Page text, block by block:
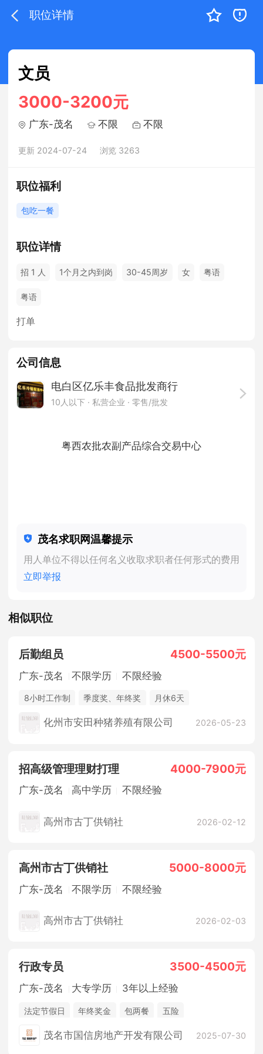
职位详情
文员
3000-3200元
广东-茂名 不限 不限
更新 2024-07-24 浏览 3263
职位福利
包吃一餐
职位详情
招 1 人 1个月之内到岗 30-45周岁 女 粤语
粤语
打单
公司信息
电白区亿乐丰食品批发商行
10人以下 · 私营企业 · 零售/批发
粤西农批农副产品综合交易中心
茂名求职网温馨提示
用人单位不得以任何名义收取求职者任何形式的费用
立即举报
相似职位
后勤组员 4500-5500元
广东-茂名 不限学历 不限经验
8小时工作制 季度奖、年终奖
月休6天
父母关怀金
化州市安田种猪养殖有限公司 2026-05-23
招高级管理理财打理 4000-7900元
广东-茂名 高中学历 不限经验
高州市古丁供销社 2026-02-12
高州市古丁供销社 5000-8000元
广东-茂名 不限学历 不限经验
高州市古丁供销社 2026-02-03
行政专员 3500-4500元
广东-茂名 大专学历 3年以上经验
法定节假日 年终奖金 包两餐 五险
茂名市国信房地产开发有限公司 2025-07-30